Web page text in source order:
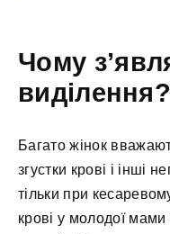
Чому
виділення?
Багато жінок
згустки крові і інші
тільки при
крові у молодої